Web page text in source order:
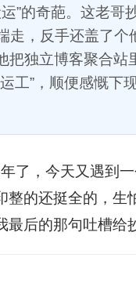
”的奇葩。这老哥
走，反手还盖了个
把独立博客聚合站
工”，顺便感慨下
了，今天又遇到
的还挺全的，生
后的那句吐槽给